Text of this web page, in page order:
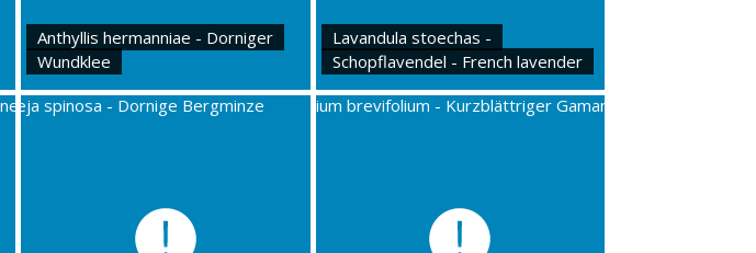
Anthyllis hermanniae - Dorniger
Wundklee
Lavandula stoechas -
Schopflavendel - French lavender